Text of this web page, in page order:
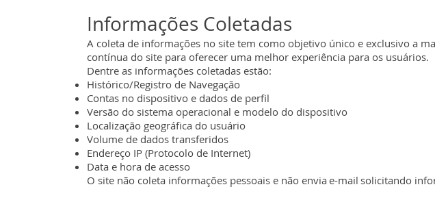
Informações Coletadas
A coleta de informações no site tem como objetivo único e exclusivo a
contínua do site para oferecer uma melhor experiência para os usuários.
Dentre as informações coletadas estão:
Histórico/Registro de Navegação
Contas no dispositivo e dados de perfil
Versão do sistema operacional e modelo do dispositivo
Localização geográfica do usuário
Volume de dados transferidos
Endereço IP (Protocolo de Internet)
Data e hora de acesso
O site não coleta informações pessoais e não envia e-mail solicitando